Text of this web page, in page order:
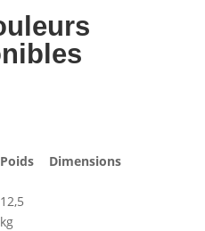
Poids Dimensions
12,5
kg